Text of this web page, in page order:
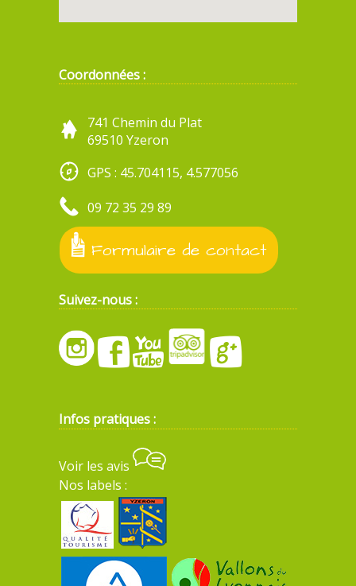
Coordonnées :
741 Chemin du Plat
69510 Yzeron
GPS : 45.704115, 4.577056
09 72 35 29 89
Formulaire de contact
Suivez-nous :
Infos pratiques :
Voir les avis
Nos labels :